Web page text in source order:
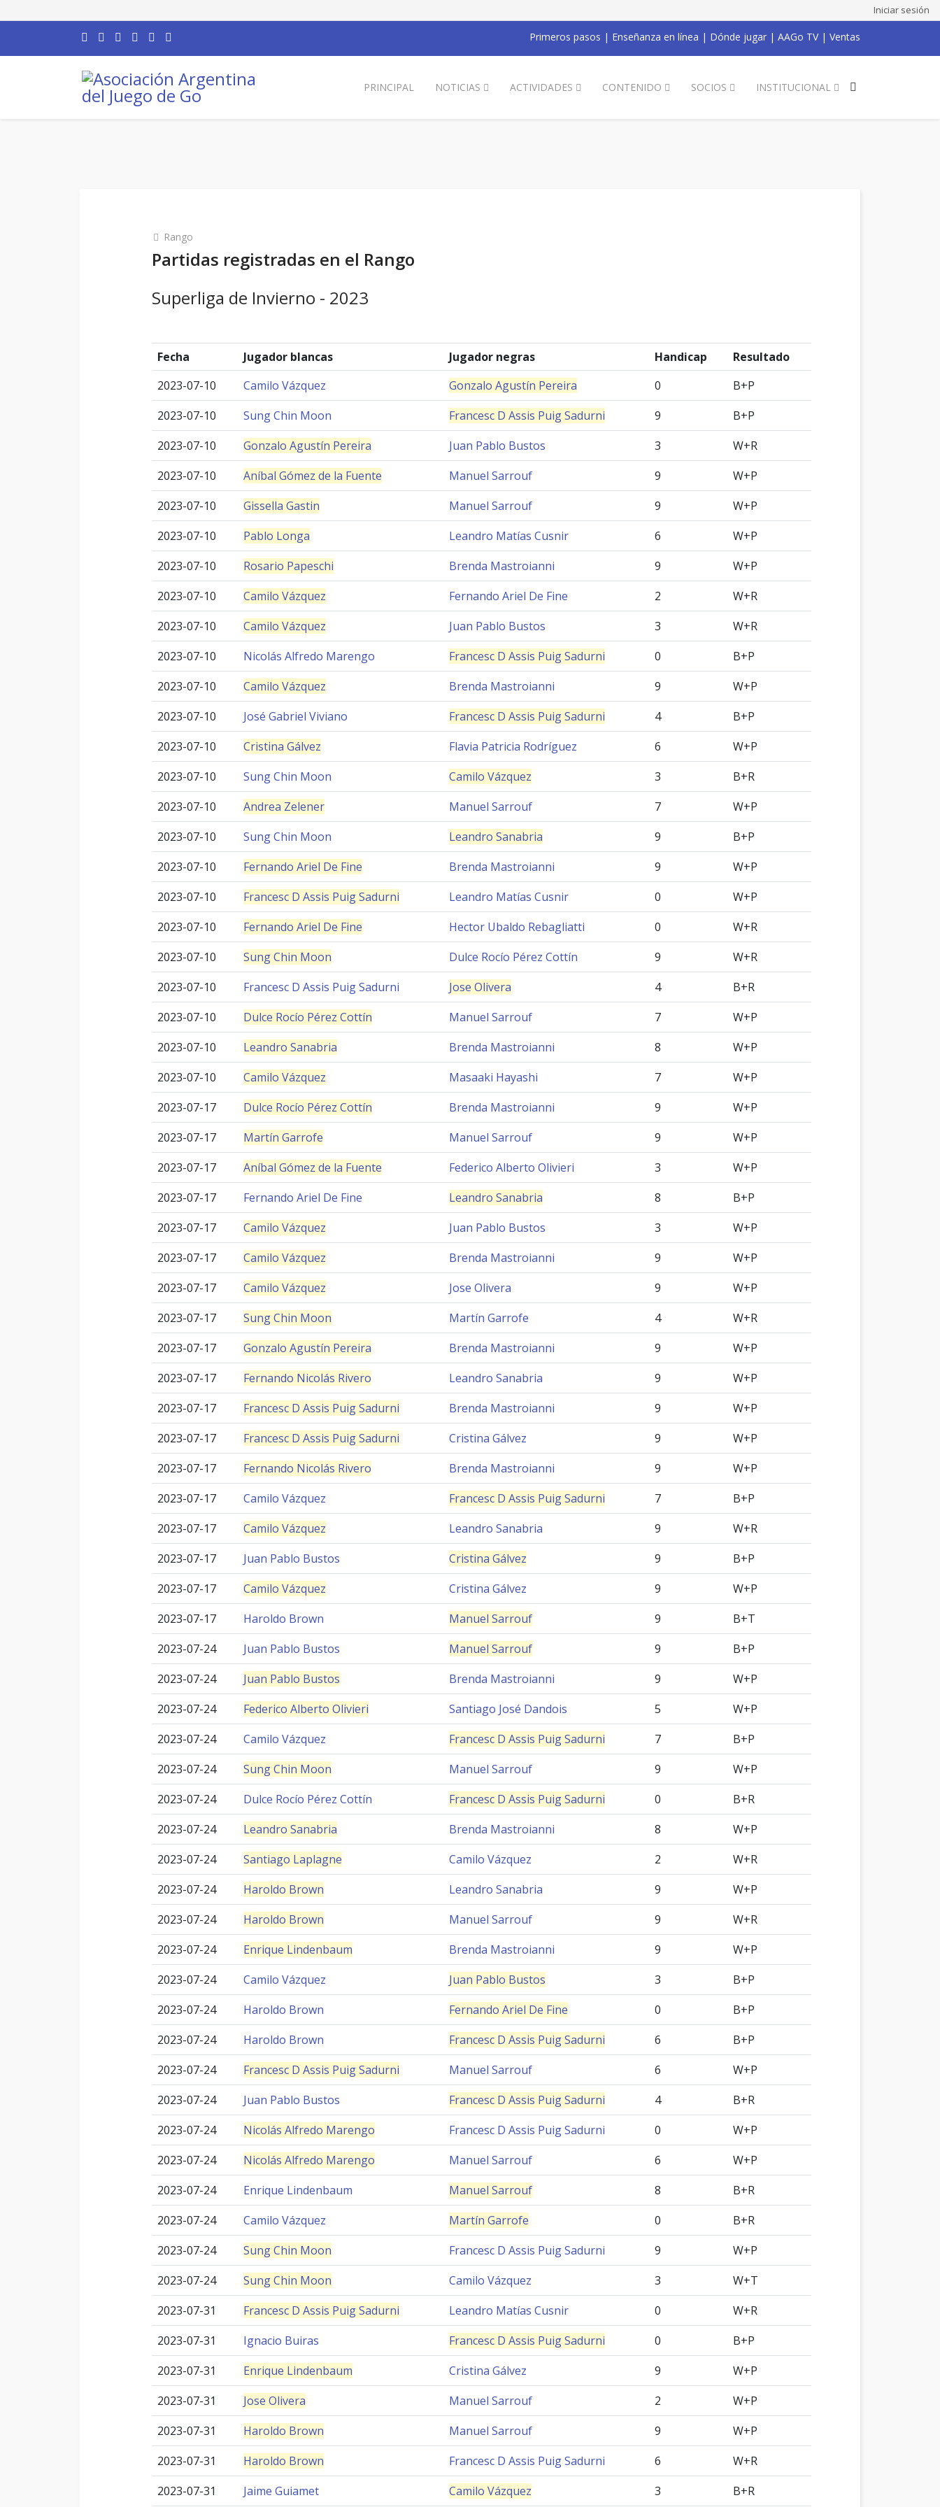
Iniciar sesión
Primeros pasos | Enseñanza en línea | Dónde jugar | AAGo TV| Ventas
PRINCIPAL NOTICIAS ACTIVIDADES CONTENIDO SOCIOS INSTITUCIONAL
Rango
Partidas registradas en el Rango
Superliga de Invierno - 2023
Fecha Jugador blancas Jugador negras Handicap
Resultado
2023-07-10
Camilo Vázquez Gonzalo Agustín Pereira 0
B+P
2023-07-10
Sung Chin Moon Francesc D Assis Puig Sadurni 9
B+P
2023-07-10
Gonzalo Agustín Pereira Juan Pablo Bustos 3
W+R
2023-07-10
Aníbal Gómez de la Fuente Manuel Sarrouf 9
W+P
2023-07-10
Gissella Gastin Manuel Sarrouf 9
W+P
2023-07-10
Pablo Longa Leandro Matías Cusnir 6
W+P
2023-07-10
Rosario Papeschi Brenda Mastroianni 9
W+P
2023-07-10
Camilo Vázquez Fernando Ariel De Fine 2
W+R
2023-07-10
Camilo Vázquez Juan Pablo Bustos 3
W+R
2023-07-10
Nicolás Alfredo Marengo Francesc D Assis Puig Sadurni 0
B+P
2023-07-10
Camilo Vázquez Brenda Mastroianni 9
W+P
2023-07-10
José Gabriel Viviano Francesc D Assis Puig Sadurni 4
B+P
2023-07-10
Cristina Gálvez Flavia Patricia Rodríguez 6
W+P
2023-07-10
Sung Chin Moon Camilo Vázquez 3
B+R
2023-07-10
Andrea Zelener Manuel Sarrouf 7
W+P
2023-07-10
Sung Chin Moon Leandro Sanabria 9
B+P
2023-07-10
Fernando Ariel De Fine Brenda Mastroianni 9
W+P
2023-07-10
Francesc D Assis Puig Sadurni Leandro Matías Cusnir 0
W+P
2023-07-10
Fernando Ariel De Fine Hector Ubaldo Rebagliatti 0
W+R
2023-07-10
Sung Chin Moon Dulce Rocío Pérez Cottín 9
W+R
2023-07-10
Francesc D Assis Puig Sadurni Jose Olivera 4
B+R
2023-07-10
Dulce Rocío Pérez Cottín Manuel Sarrouf 7
W+P
2023-07-10
Leandro Sanabria Brenda Mastroianni 8
W+P
2023-07-10
Camilo Vázquez Masaaki Hayashi 7
W+P
2023-07-17
Dulce Rocío Pérez Cottín Brenda Mastroianni 9
W+P
2023-07-17
Martín Garrofe Manuel Sarrouf 9
W+P
2023-07-17
Aníbal Gómez de la Fuente Federico Alberto Olivieri 3
W+P
2023-07-17
Fernando Ariel De Fine Leandro Sanabria 8
B+P
2023-07-17
Camilo Vázquez Juan Pablo Bustos 3
W+P
2023-07-17
Camilo Vázquez Brenda Mastroianni 9
W+P
2023-07-17
Camilo Vázquez Jose Olivera 9
W+P
2023-07-17
Sung Chin Moon Martín Garrofe 4
W+R
2023-07-17
Gonzalo Agustín Pereira Brenda Mastroianni 9
W+P
2023-07-17
Fernando Nicolás Rivero Leandro Sanabria 9
W+P
2023-07-17
Francesc D Assis Puig Sadurni Brenda Mastroianni 9
W+P
2023-07-17
Francesc D Assis Puig Sadurni Cristina Gálvez 9
W+P
2023-07-17
Fernando Nicolás Rivero Brenda Mastroianni 9
W+P
2023-07-17
Camilo Vázquez Francesc D Assis Puig Sadurni 7
B+P
2023-07-17
Camilo Vázquez Leandro Sanabria 9
W+R
2023-07-17
Juan Pablo Bustos Cristina Gálvez 9
B+P
2023-07-17
Camilo Vázquez Cristina Gálvez 9
W+P
2023-07-17
Haroldo Brown Manuel Sarrouf 9
B+T
2023-07-24
Juan Pablo Bustos Manuel Sarrouf 9
B+P
2023-07-24
Juan Pablo Bustos Brenda Mastroianni 9
W+P
2023-07-24
Federico Alberto Olivieri Santiago José Dandois 5
W+P
2023-07-24
Camilo Vázquez Francesc D Assis Puig Sadurni 7
B+P
2023-07-24
Sung Chin Moon Manuel Sarrouf 9
W+P
2023-07-24
Dulce Rocío Pérez Cottín Francesc D Assis Puig Sadurni 0
B+R
2023-07-24
Leandro Sanabria Brenda Mastroianni 8
W+P
2023-07-24
Santiago Laplagne Camilo Vázquez 2
W+R
2023-07-24
Haroldo Brown Leandro Sanabria 9
W+P
2023-07-24
Haroldo Brown Manuel Sarrouf 9
W+R
2023-07-24
Enrique Lindenbaum Brenda Mastroianni 9
W+P
2023-07-24
Camilo Vázquez Juan Pablo Bustos 3
B+P
2023-07-24
Haroldo Brown Fernando Ariel De Fine 0
B+P
2023-07-24
Haroldo Brown Francesc D Assis Puig Sadurni 6
B+P
2023-07-24
Francesc D Assis Puig Sadurni Manuel Sarrouf 6
W+P
2023-07-24
Juan Pablo Bustos Francesc D Assis Puig Sadurni 4
B+R
2023-07-24
Nicolás Alfredo Marengo Francesc D Assis Puig Sadurni 0
W+P
2023-07-24
Nicolás Alfredo Marengo Manuel Sarrouf 6
W+P
2023-07-24
Enrique Lindenbaum Manuel Sarrouf 8
B+R
2023-07-24
Camilo Vázquez Martín Garrofe 0
B+R
2023-07-24
Sung Chin Moon Francesc D Assis Puig Sadurni 9
W+P
2023-07-24
Sung Chin Moon Camilo Vázquez 3
W+T
2023-07-31
Francesc D Assis Puig Sadurni Leandro Matías Cusnir 0
W+R
2023-07-31
Ignacio Buiras Francesc D Assis Puig Sadurni 0
B+P
2023-07-31
Enrique Lindenbaum Cristina Gálvez 9
W+P
2023-07-31
Jose Olivera Manuel Sarrouf 2
W+P
2023-07-31
Haroldo Brown Manuel Sarrouf 9
W+P
2023-07-31
Haroldo Brown Francesc D Assis Puig Sadurni 6
W+R
2023-07-31
Jaime Guiamet Camilo Vázquez 3 B+R